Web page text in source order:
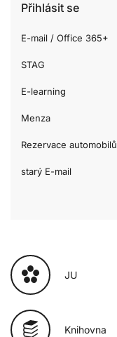
Přihlásit se
E-mail / Office 365+
STAG
E-learning
Menza
Rezervace automobilů
starý E-mail
JU
Knihovna